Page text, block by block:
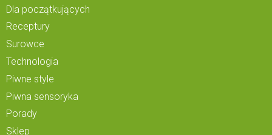
Dla początkujących
Receptury
Surowce
Technologia
Piwne style
Piwna sensoryka
Porady
Sklep